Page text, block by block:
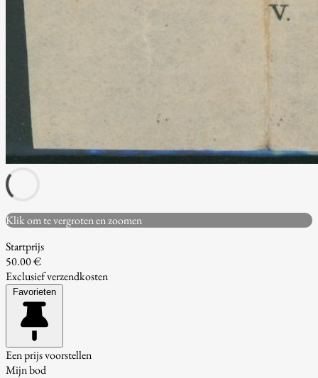
Klik om te vergroten en zoomen
Startprijs
50.00 €
Exclusief verzendkosten
Favorieten
Een prijs voorstellen
Mijn bod